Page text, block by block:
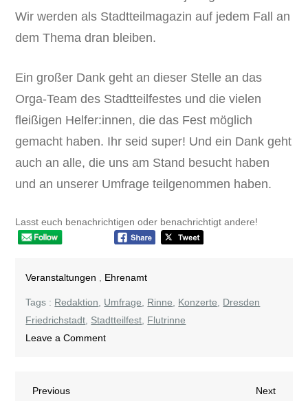
Wir werden als Stadtteilmagazin auf jedem Fall an
dem Thema dran bleiben.
Ein großer Dank geht an dieser Stelle an das
Orga-Team des Stadtteilfestes und die vielen
fleißigen Helfer:innen, die das Fest möglich
gemacht haben. Ihr seid super! Und ein Dank geht
auch an alle, die uns am Stand besucht haben
und an unserer Umfrage teilgenommen haben.
Lasst euch benachrichtigen oder benachrichtigt andere!
Veranstaltungen Ehrenamt
Tags : Redaktion Umfrage Rinne Konzerte
Dresden
Friedrichstadt Stadtteilfest Flutrinne
Leave a Commenton
Previous
Previous Next
Next